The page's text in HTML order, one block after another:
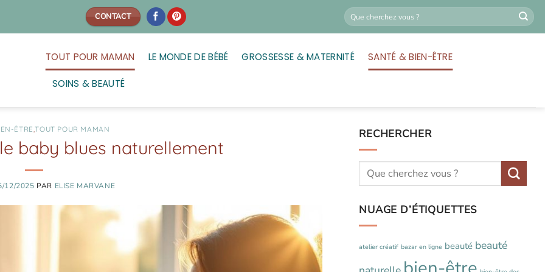
CONTACT
TOUT POUR MAMAN LE MONDE DE BÉBÉ GROSSESSE & MATERNITÉ SANTÉ & BIEN-ÊTRE
SOINS & BEAUTÉ
ÊTRE,TOUT POUR MAMAN
baby blues naturellement
12/2025 PAR ELISE MARVANE
RECHERCHER
NUAGE D’ÉTIQUETTES
atelier créatif bazar en ligne beauté beauté